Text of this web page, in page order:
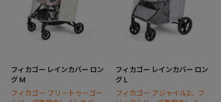
フィカゴー レインカバー ロン
グ M
フィカゴー フリートゥーゴー
フィカゴー レインカバー ロン
グ L
フィカゴー アジャイル2、フ